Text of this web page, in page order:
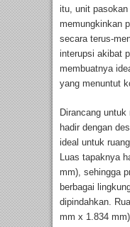
itu, unit
memungkinkan
secara terus-
interupsi akibat
membuatnya
yang menuntut
Dirancang
hadir dengan
ideal untuk
Luas tapaknya
mm), sehingga
berbagai
dipindahkan.
mm x 1.834